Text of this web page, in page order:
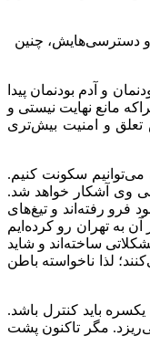
و دسترسی‌هایش، چنین
و آدم بودنمان پیدا
مانع نهایت نیستی و
تعلق و امنیت بیش‌تری
می‌توانیم سکونت کنیم.
وی آشکار خواهد شد.
رفته‌اند و تیغ‌های
به تهران رو کرده‌ایم
ساخته‌اند و شاید
لذا ناخواسته باطن
باید کنترل باشد.
مگر تاکنون پشت